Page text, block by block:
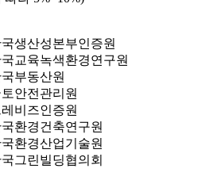
생산성본부인증원
교육녹색환경연구원
부동산원
안전관리원
레비즈인증원
환경건축연구원
환경산업기술원
그린빌딩협의회